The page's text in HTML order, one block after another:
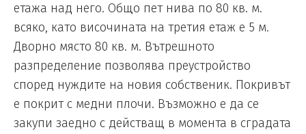
етажа над него. Общо пет нива по 80 кв. м.
всяко, като височината на третия етаж е 5 м.
Дворно място 80 кв. м. Вътрешното
разпределение позволява преустройство
според нуждите на новия собственик. Покривът
е покрит с медни плочи. Възможно е да се
закупи заедно с действащ в момента в сградата